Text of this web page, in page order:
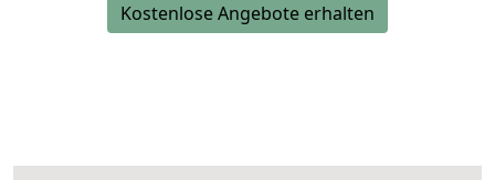
Kostenlose Angebote erhalten